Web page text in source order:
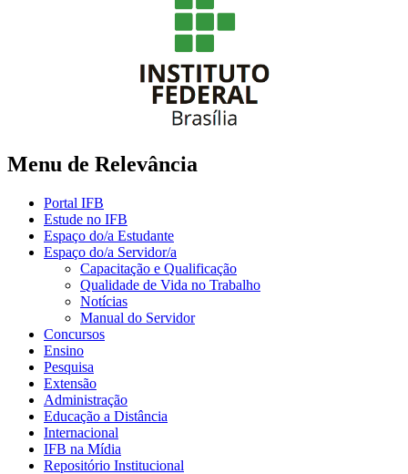
Menu de Relevância
Portal IFB
Estude no IFB
Espaço do/a Estudante
Espaço do/a Servidor/a
Capacitação e Qualificação
Qualidade de Vida no Trabalho
Notícias
Manual do Servidor
Concursos
Ensino
Pesquisa
Extensão
Administração
Educação a Distância
Internacional
IFB na Mídia
Repositório Institucional